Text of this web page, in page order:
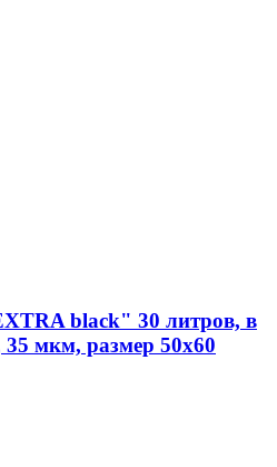
black" 30 литров, в
мкм, размер 50х60